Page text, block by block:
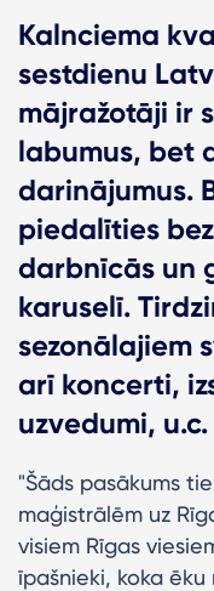
Kalnciema
sestdienu
mājražotāji ir
labumus, bet
darinājumus.
piedalīties
darbnīcās un
karuselī.
sezonālajiem
arī koncerti,
uzvedumi,
"Šāds pasākums
maģistrālēm uz
visiem Rīgas
īpašnieki, koka